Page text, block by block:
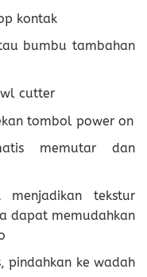
kontak
bumbu tambahan
cutter
tombol power on
memutar dan
tekstur
dapat memudahkan
pindahkan ke wadah